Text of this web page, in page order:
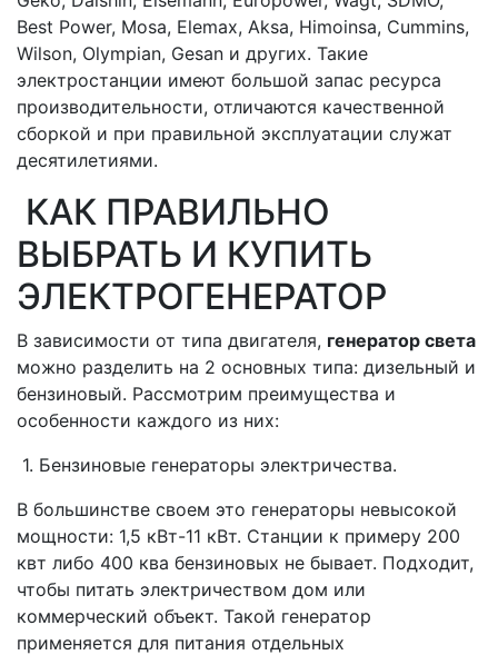
Best Power, Mosa, Elemax, Aksa, Himoinsa, Cummins,
Wilson, Olympian, Gesan и других. Такие
электростанции имеют большой запас ресурса
производительности, отличаются качественной
сборкой и при правильной эксплуатации служат
десятилетиями.
КАК ПРАВИЛЬНО
ВЫБРАТЬ И КУПИТЬ
ЭЛЕКТРОГЕНЕРАТОР
В зависимости от типа двигателя, генератор света
можно разделить на 2 основных типа: дизельный и
бензиновый. Рассмотрим преимущества и
особенности каждого из них:
1. Бензиновые генераторы электричества.
В большинстве своем это генераторы невысокой
мощности: 1,5 кВт-11 кВт. Станции к примеру 200
квт либо 400 ква бензиновых не бывает. Подходит,
чтобы питать электричеством дом или
коммерческий объект. Такой генератор
применяется для питания отдельных